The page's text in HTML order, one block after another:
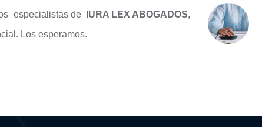
especialistas de
IURA LEX ABOGADOS,
Los esperamos.